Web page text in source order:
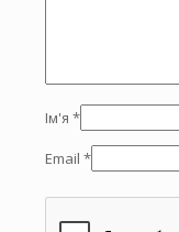
Ім'я *
Email *